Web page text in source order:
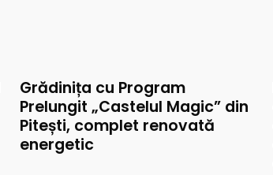
Grădinița cu Program
Prelungit „Castelul Magic” din
Pitești, complet renovată
energetic